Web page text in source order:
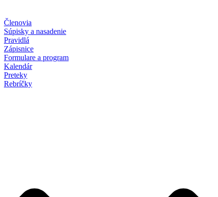
Členovia
Súpisky a nasadenie
Pravidlá
Zápisnice
Formulare a program
Kalendár
Preteky
Rebríčky